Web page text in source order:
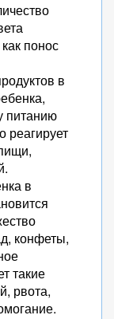
понос
в
питанию
реагирует
в
конфеты,
такие
рвота,